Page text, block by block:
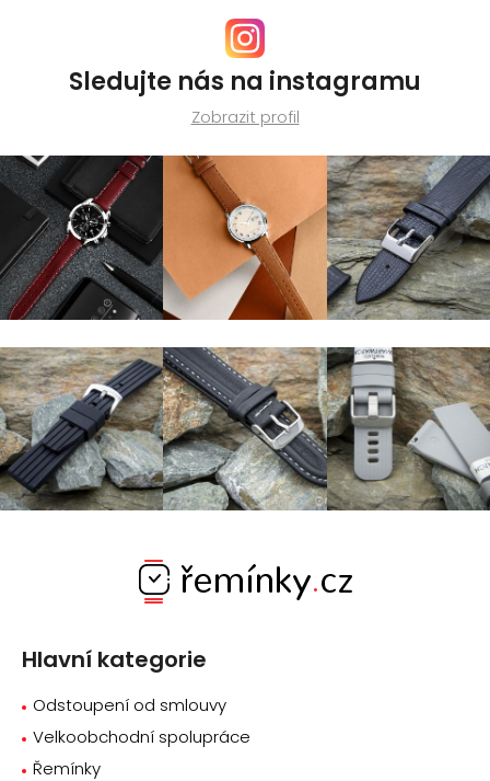
Sledujte nás na instagramu
Zobrazit profil
Hlavní kategorie
Odstoupení od smlouvy
Velkoobchodní spolupráce
Řemínky